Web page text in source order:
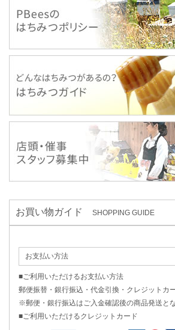
お買い物ガイド SHOPPING GUIDE
お支払い方法
■ご利用いただけるお支払い方法
郵便振替・銀行振込・代金引換・クレジットカ
※郵便・銀行振込はご入金確認後の商品発送とな
■ご利用いただけるクレジットカード